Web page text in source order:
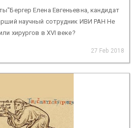
Елена Евгеньевна, кандидат
научный сотрудник ИВИ РАН Не
хирургов в XVI веке?
27 Feb 2018